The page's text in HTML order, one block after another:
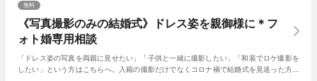
《写真撮影のみの結婚式》ドレス姿を親御様に＊フ
ォト婚専用相談
無料
「ドレス姿の写真を両親に見せたい」「子供と一緒に撮影したい」「和装でロケ撮影を
したい」という方はこちらへ。入籍の撮影だけでなくコロナ禍で結婚式を見送った方や